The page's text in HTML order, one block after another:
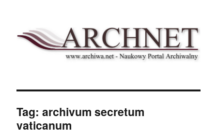
Archnet
Tag:archivum secretum
vaticanum